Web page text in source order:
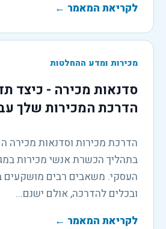
לקריאת המאמר ←
מכירות ומדע ההחלטות
סדנאות מכירה - כיצד
הדרכת המכירות שלך
הדרכת מכירות וסדנאות מכירה
בתהליך הכשרת אנשי מכירות
העסקי. משאבים רבים מושקעים
ובכלים להדרכה, אולם ישנם...
לקריאת המאמר ←